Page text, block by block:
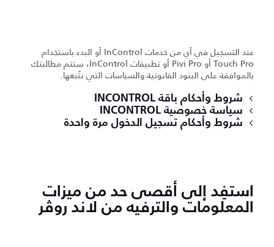
عند التسجيل في أي من خدمات InControl أو البدء باستخدام
Touch Pro أو Pivi Pro أو تطبيقات InControl، ستتم مطالبتك
بالموافقة على البنود القانونية والسياسات التي نتّبعها.
شروط وأحكام باقة INCONTROL
سياسة خصوصية INCONTROL
شروط وأحكام تسجيل الدخول مرة واحدة
استفِد إلى أقصى حد من ميزات
المعلومات والترفيه من لاند روڤر